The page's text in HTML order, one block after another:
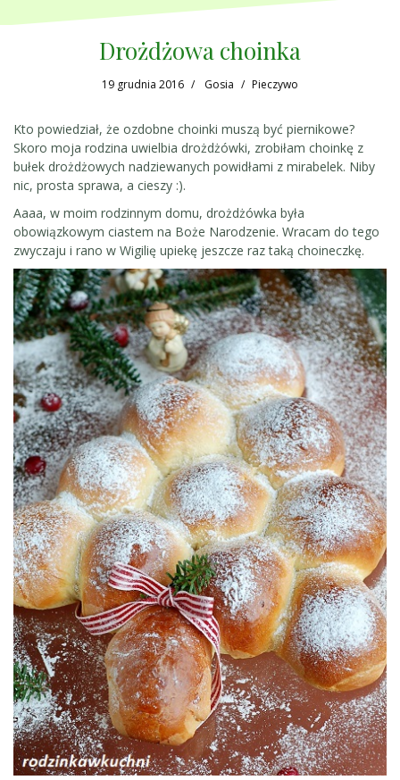
Drożdżowa choinka
19 grudnia 2016 Gosia Pieczywo
Kto powiedział, że ozdobne choinki muszą być piernikowe?
Skoro moja rodzina uwielbia drożdżówki, zrobiłam choinkę z
bułek drożdżowych nadziewanych powidłami z mirabelek. Niby
nic, prosta sprawa, a cieszy :).
Aaaa, w moim rodzinnym domu, drożdżówka była
obowiązkowym ciastem na Boże Narodzenie. Wracam do tego
zwyczaju i rano w Wigilię upiekę jeszcze raz taką choineczkę.